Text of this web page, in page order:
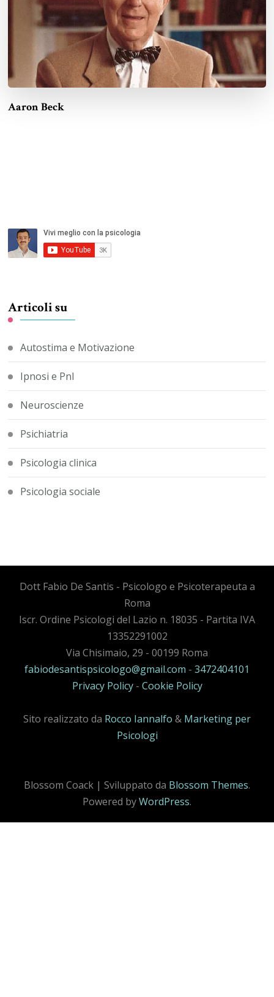
Aaron Beck
Articoli su
Autostima e Motivazione
Ipnosi e Pnl
Neuroscienze
Psichiatria
Psicologia clinica
Psicologia sociale
Dott Fabio De Santis - Psicologo e Psicoterapeuta a
Roma
Iscr. Ordine Psicologi del Lazio n. 18035 - Partita IVA
13352291002
Via Chisimaio, 29 - 00199 Roma
fabiodesantispsicologo@gmail.com - 3472404101
Privacy Policy- Cookie Policy
Sito realizzato da Rocco Iannalfo & Marketing per
Psicologi
Blossom Coack | Sviluppato da Blossom Themes.
Powered byWordPress.